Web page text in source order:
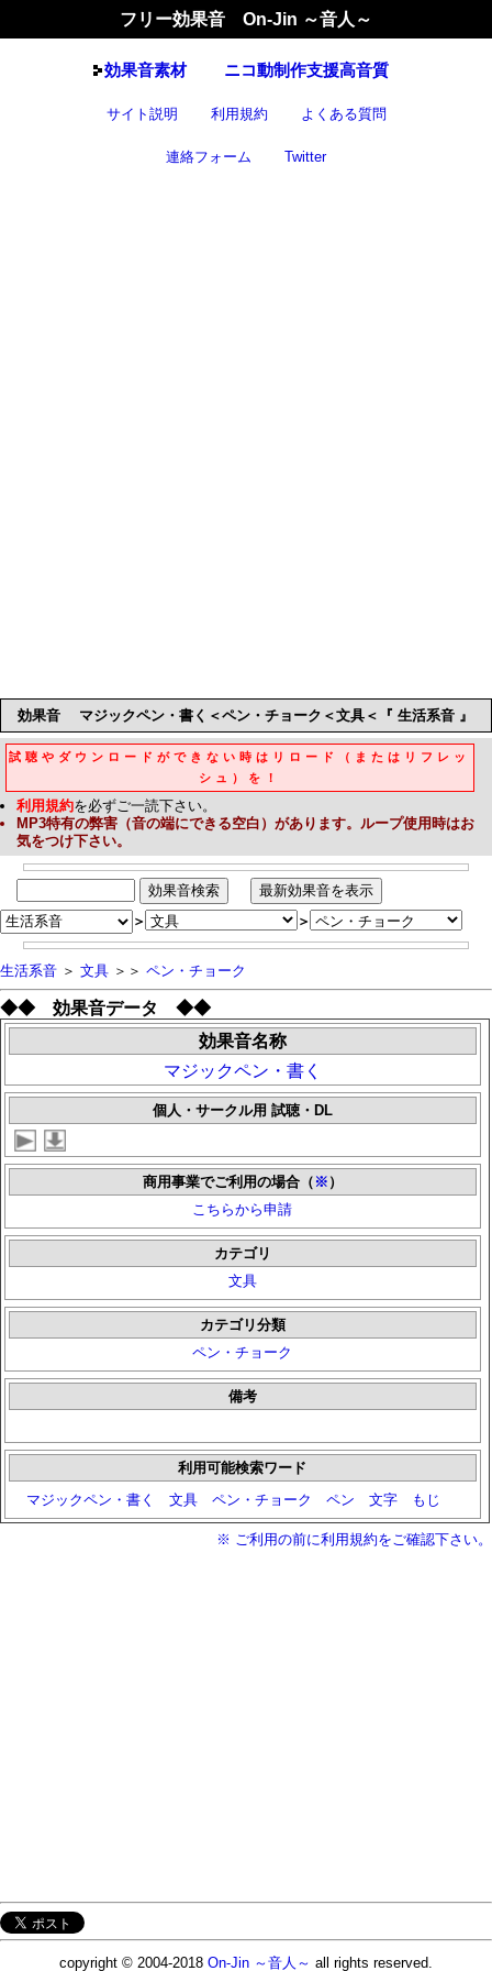
フリー効果音 On-Jin ～音人～
効果音素材 ニコ動制作支援高音質
サイト説明 利用規約 よくある質問
連絡フォーム Twitter
効果音 マジックペン・書く＜ペン・チョーク＜文具＜『 生活系音 』
試聴やダウンロードができない時はリロード（またはリフレッ
シュ）を！
利用規約を必ずご一読下さい。
MP3特有の弊害（音の端にできる空白）があります。ループ使用時はお
気をつけ下さい。
＞ ＞
生活系音 ＞ 文具 ＞＞ ペン・チョーク
◆◆ 効果音データ ◆◆
効果音名称
マジックペン・書く
個人・サークル用 試聴・DL
商用事業でご利用の場合（ ※ ）
こちらから申請
カテゴリ
文具
カテゴリ分類
ペン・チョーク
備考
利用可能検索ワード
マジックペン・書く
文具 ペン・チョーク ペン 文字 もじ
※ ご利用の前に利用規約をご確認下さい。
copyright © 2004-2018 On-Jin ～音人～ all rights reserved.